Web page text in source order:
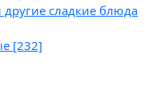
сладкие блюда
[232]